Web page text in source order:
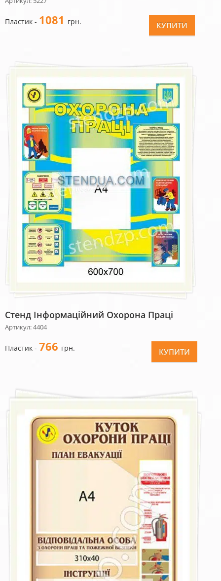
Пластик - 1081 грн. КУПИТИ
Стенд Інформаційний Охорона Праці
Артикул: 4404
Пластик - 766 грн. КУПИТИ